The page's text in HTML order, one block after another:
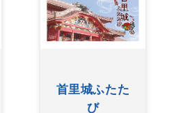
首里城ふたた
び